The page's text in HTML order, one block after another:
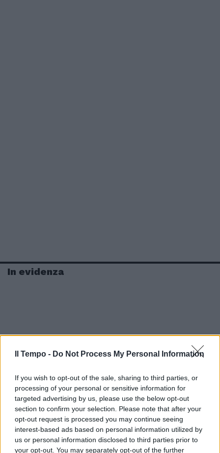
Il Tempo - Do Not Process My Personal Information
If you wish to opt-out of the sale, sharing to third parties, or
processing of your personal or sensitive information for
targeted advertising by us, please use the below opt-out
section to confirm your selection. Please note that after your
opt-out request is processed you may continue seeing
interest-based ads based on personal information utilized by
us or personal information disclosed to third parties prior to
your opt-out. You may separately opt-out of the further
In evidenza